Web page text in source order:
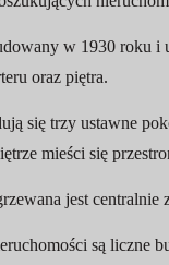
w 1930 roku i
oraz piętra.
się trzy ustawne
mieści się
jest centralnie
są liczne